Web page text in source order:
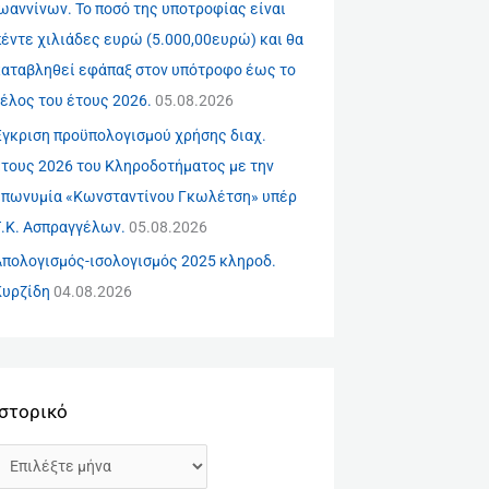
Το ποσό της υποτροφίας είναι
χιλιάδες ευρώ (5.000,00ευρώ) και θα
εφάπαξ στον υπότροφο έως το
του έτους 2026. 05.08.2026
προϋπολογισμού χρήσης διαχ.
2026 του Κληροδοτήματος με την
«Κωνσταντίνου Γκωλέτση» υπέρ
Ασπραγγέλων. 05.08.2026
ισολογισμός 2025 κληροδ.
04.08.2026